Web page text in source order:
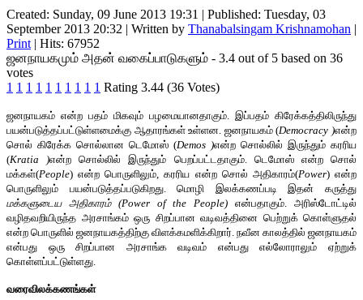
Created: Sunday, 09 June 2013 19:31 | Published: Tuesday, 03
September 2013 20:32 | Written by Thanabalsingam Krishnamohan |
Print | Hits: 67952
ஜனநாயகமும் அதன் வகைப்பாடுகளும் - 3.4 out of 5 based on 36
votes
1 1 1 1 1 1 1 1 1 1 Rating 3.44 (36 Votes)
ஜனநாயகம் என்ற பதம் மிகவும் பழமையானதாகும். இப்பதம் கிரேக்கத்திலிருந்து
பயன்படுத்தப்பட்டுள்ளமைக்கு ஆதாரங்கள் உள்ளன. ஜனநாயகம் (Democracy )என்ற
சொல் கிரேக்க சொல்லான டெமோஸ் (Demos )என்ற சொல்லில் இருந்தும் கரரிய
(Kratia )என்ற சொல்லில் இருந்தும் பெறப்பட்டதாகும். டெமோஸ் என்ற சொல்
மக்கள்(People) என்ற பொருளிலும், கரரிய என்ற சொல் அதிகாரம்(Power) என்ற
பொருளிலும் பயன்படுத்தப்படுகிறது. மொழி இலக்கணப்படி இதன் கருத்து
மக்களுடைய அதிகாரம்
(Power of the People) என்பதாகும். அரிஸ்டோட்டில்
வழிதவறியிருந்த அரசாங்கம் ஒரு சிறப்பான வடிவத்தினை பெற்றுக் கொள்ளுதல்
என்ற பொருளில் ஜனநாயகத்திற்கு விளக்கமளிக்கிறார். நவீன காலத்தில் ஜனநாயகம்
என்பது ஒரு சிறப்பான அரசாங்க வடிவம் என்பது எல்லோராலும் ஏற்றுக்
கொள்ளப்பட்டுள்ளது.
வரைவிலக்கணங்கள்